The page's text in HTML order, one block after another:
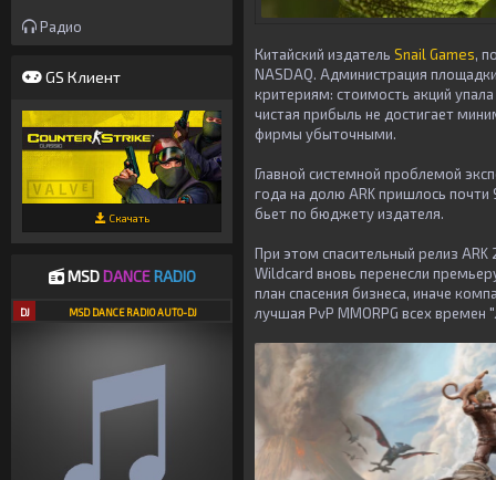
Радио
GS Клиент
Скачать
MSDDANCE RADIO
DJ MSD DANCE RADIO AUTO-DJ
Китайский издатель Snail Games,
NASDAQ. Администрация
критериям: стоимость акций
чистая прибыль не достигает
фирмы убыточными.
Главной системной проблемой
года на долю ARK пришлось
бьет по бюджету издателя.
При этом спасительный релиз
Wildcard вновь перенесли
план спасения бизнеса, иначе
лучшая PvP MMORPG всех